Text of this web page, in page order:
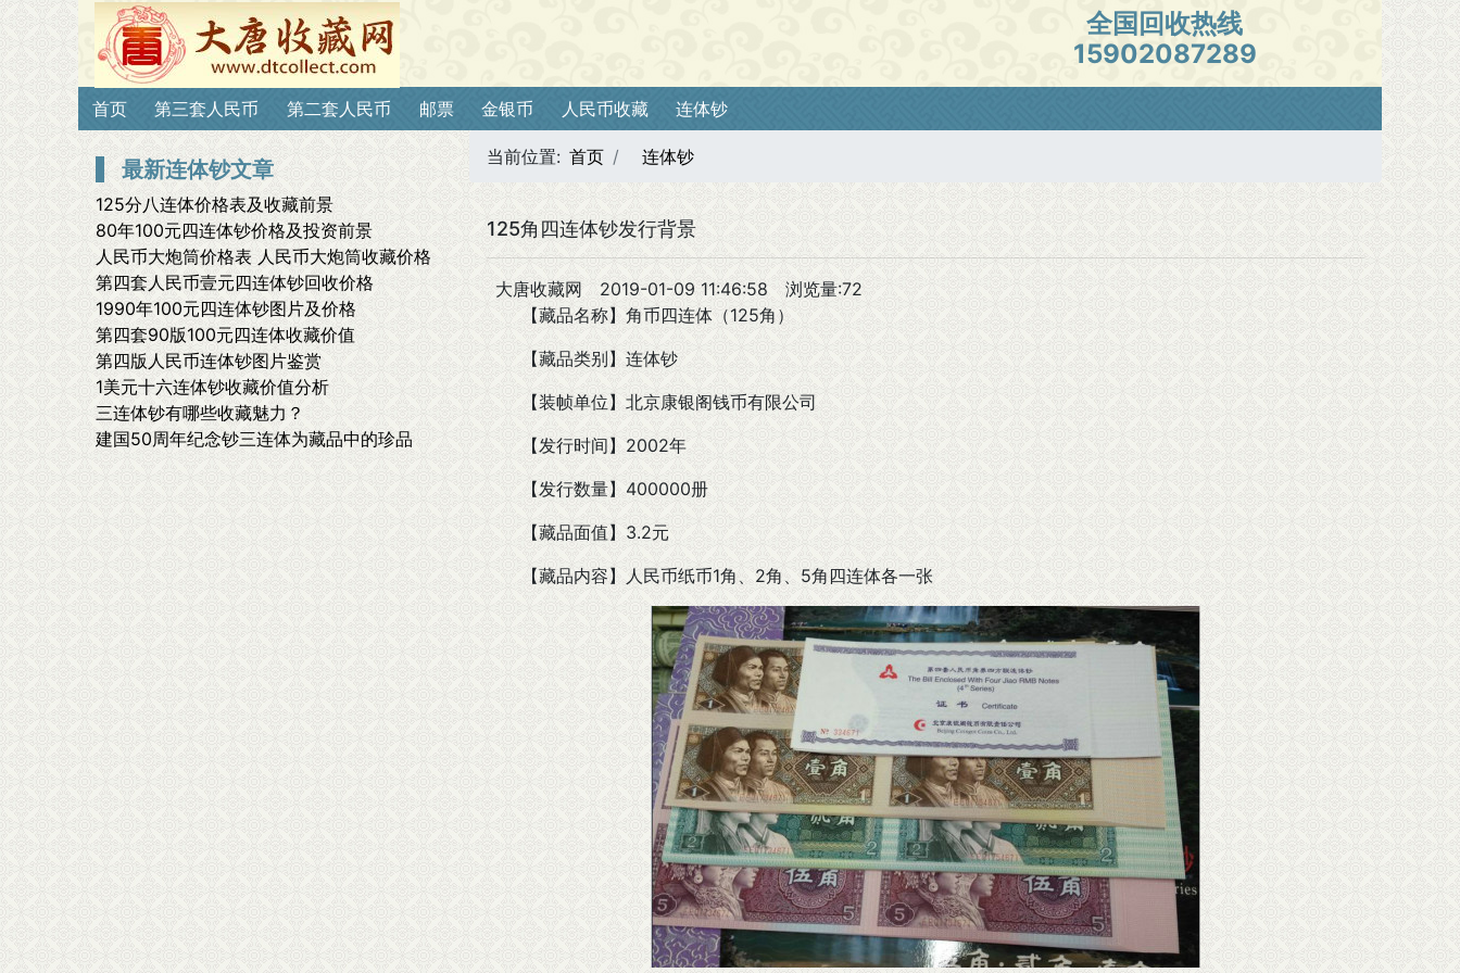
全国回收热线
15902087289
首页 第三套人民币 第二套人民币 邮票 金银币 人民币收藏 连体钞
最新连体钞文章
125分八连体价格表及收藏前景
80年100元四连体钞价格及投资前景
人民币大炮筒价格表 人民币大炮筒收藏价格
第四套人民币壹元四连体钞回收价格
1990年100元四连体钞图片及价格
第四套90版100元四连体收藏价值
第四版人民币连体钞图片鉴赏
1美元十六连体钞收藏价值分析
三连体钞有哪些收藏魅力？
建国50周年纪念钞三连体为藏品中的珍品
当前位置: 首页 连体钞
125角四连体钞发行背景
大唐收藏网 2019-01-09 11:46:58
浏览量:72
【藏品名称】角币四连体（125角）
【藏品类别】连体钞
【装帧单位】北京康银阁钱币有限公司
【发行时间】2002年
【发行数量】400000册
【藏品面值】3.2元
【藏品内容】人民币纸币1角、2角、5角四连体各一张